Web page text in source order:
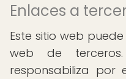
Enlaces a
Este sitio web
web de
responsabiliza por